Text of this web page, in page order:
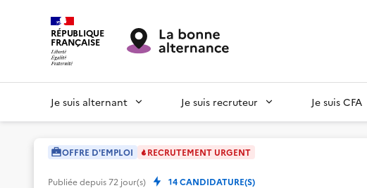
RÉPUBLIQUE
FRANÇAISE
Je suis alternant Je suis recruteur Je suis CFA
OFFRE D'EMPLOI RECRUTEMENT URGENT
Publiée depuis72 jour(s) 14CANDIDATURE(S)